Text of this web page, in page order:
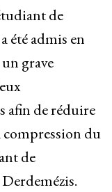
de
été admis en
grave
afin de réduire
compression du
de